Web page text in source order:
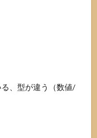
、型が違う（数値/